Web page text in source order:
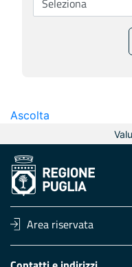
Ascolta
Area riservata